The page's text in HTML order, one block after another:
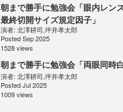
朝まで勝手に勉強会「眼内レン
最終切開サイズ規定因子」
演者: 北澤耕司,坪井孝太郎
Posted Sep 2025
1528 views
朝まで勝手に勉強会「両眼同時
演者: 北澤耕司,坪井孝太郎
Posted Jul 2025
1009 views